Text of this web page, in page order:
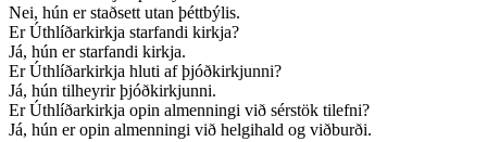
Nei, hún er staðsett utan þéttbýlis.
Er Úthlíðarkirkja starfandi kirkja?
Já, hún er starfandi kirkja.
Er Úthlíðarkirkja hluti af þjóðkirkjunni?
Já, hún tilheyrir þjóðkirkjunni.
Er Úthlíðarkirkja opin almenningi við sérstök tilefni?
Já, hún er opin almenningi við helgihald og viðburði.